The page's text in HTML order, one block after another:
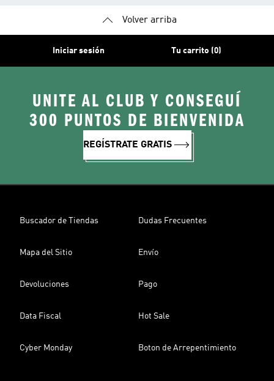
Volver arriba
Iniciar sesión Tu carrito (0)
UNITE AL CLUB Y CONSEGUÍ
300 PUNTOS DE BIENVENIDA
REGÍSTRATE GRATIS
Buscador de Tiendas Dudas Frecuentes
Mapa del Sitio Envío
Devoluciones Pago
Data Fiscal Hot Sale
Cyber Monday Boton de Arrepentimiento